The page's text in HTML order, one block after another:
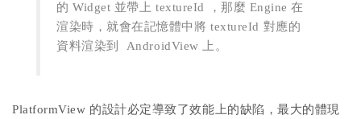
的 Widget 並帶上 textureId ，那麼 Engine 在
渲染時，就會在記憶體中將 textureId 對應的
資料渲染到 AndroidView 上。
PlatformView 的設計必定導致了效能上的缺陷，最大的體現